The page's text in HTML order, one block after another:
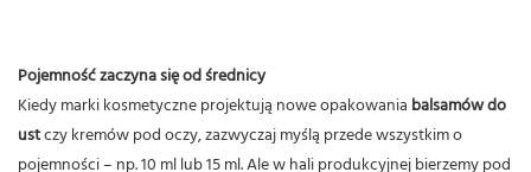
Pojemność zaczyna się od średnicy
Kiedy marki kosmetyczne projektują nowe opakowania balsamów do
ustczy kremów pod oczy, zazwyczaj myślą przede wszystkim o
pojemności – np. 10 ml lub 15 ml. Ale w hali produkcyjnej bierzemy pod